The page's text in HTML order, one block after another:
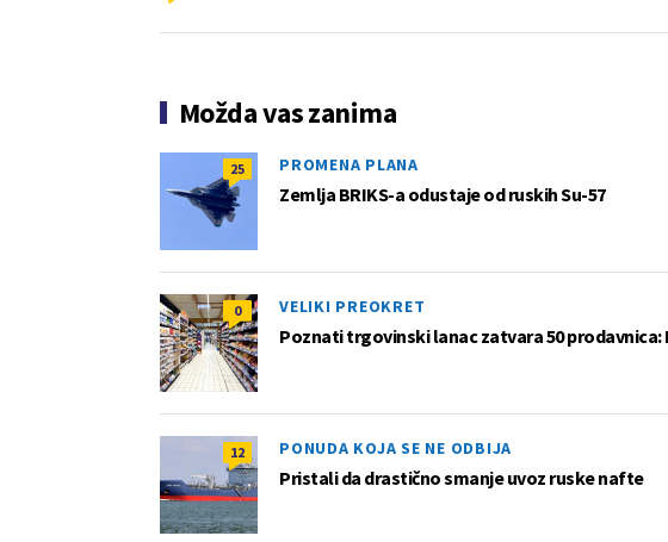
Možda vas zanima
25 PROMENA PLANA
Zemlja BRIKS-a odustaje od ruskih Su-57
0 VELIKI PREOKRET
Poznati trgovinski lanac zatvara 50
12 PONUDA KOJA SE NE ODBIJA
Pristali da drastično smanje uvoz ruske nafte